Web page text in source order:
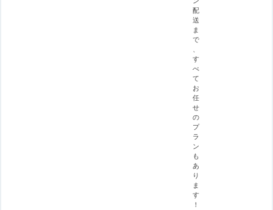
配
送
ま
で
、
す
べ
て
お
任
せ
の
プ
ラ
ン
も
あ
り
ま
す
！